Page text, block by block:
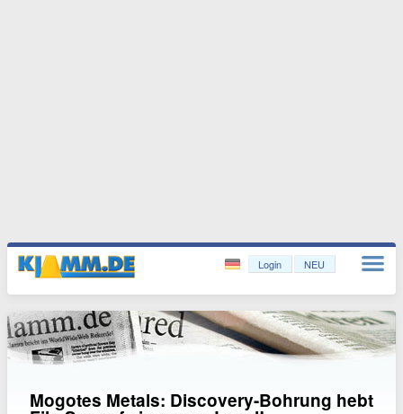
Login NEU
Mogotes Metals: Discovery-Bohrung hebt